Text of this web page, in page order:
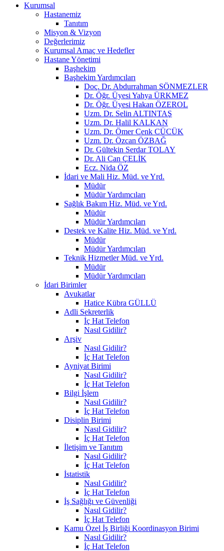
Kurumsal
Hastanemiz
Tanıtım
Misyon & Vizyon
Değerlerimiz
Kurumsal Amaç ve Hedefler
Hastane Yönetimi
Başhekim
Başhekim Yardımcıları
Doç. Dr. Abdurrahman SÖNMEZLER
Dr. Öğr. Üyesi Yahya ÜRKMEZ
Dr. Öğr. Üyesi Hakan ÖZEROL
Uzm. Dr. Selin ALTINTAŞ
Uzm. Dr. Halil KALKAN
Uzm. Dr. Ömer Cenk CÜCÜK
Uzm. Dr. Özcan ÖZBAĞ
Dr. Gültekin Serdar TOLAY
Dr. Ali Can ÇELİK
Ecz. Nida ÖZ
İdari ve Mali Hiz. Müd. ve Yrd.
Müdür
Müdür Yardımcıları
Sağlık Bakım Hiz. Müd. ve Yrd.
Müdür
Müdür Yardımcıları
Destek ve Kalite Hiz. Müd. ve Yrd.
Müdür
Müdür Yardımcıları
Teknik Hizmetler Müd. ve Yrd.
Müdür
Müdür Yardımcıları
İdari Birimler
Avukatlar
Hatice Kübra GÜLLÜ
Adli Sekreterlik
İç Hat Telefon
Nasıl Gidilir?
Arşiv
Nasıl Gidilir?
İç Hat Telefon
Ayniyat Birimi
Nasıl Gidilir?
İç Hat Telefon
Bilgi İşlem
Nasıl Gidilir?
İç Hat Telefon
Disiplin Birimi
Nasıl Gidilir?
İç Hat Telefon
İletişim ve Tanıtım
Nasıl Gidilir?
İç Hat Telefon
İstatistik
Nasıl Gidilir?
İç Hat Telefon
İş Sağlığı ve Güvenliği
Nasıl Gidilir?
İç Hat Telefon
Kamu Özel İş Birliği Koordinasyon Birimi
Nasıl Gidilir?
İç Hat Telefon